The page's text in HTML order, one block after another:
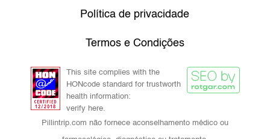
Política de privacidade
Termos e Condições
This site complies with the
HONcode standard for trustworth
health information:
verify here.
Pillintrip.com não fornece aconselhamento médico ou